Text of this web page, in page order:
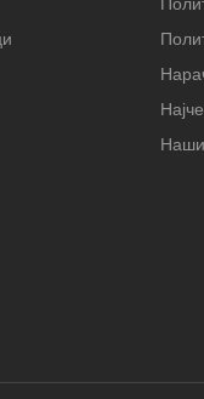
Наши